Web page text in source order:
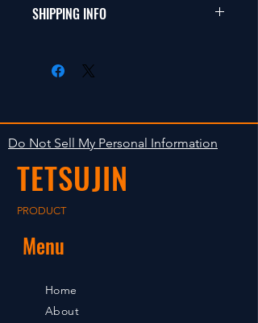
This items fit in with 1/10 sizes of
商品に明らかな欠陥がないかぎり
isn't accepted in goods.
SHIPPING INFO
します。海外への出荷は入金確認
The occasion with the stock is
shipped in 2-5 days. Shipment to
foreign countries will be shipment
after payment confirmation.
Do Not Sell My Personal Information
TETSUJIN
PRODUCT
Menu
Home
About